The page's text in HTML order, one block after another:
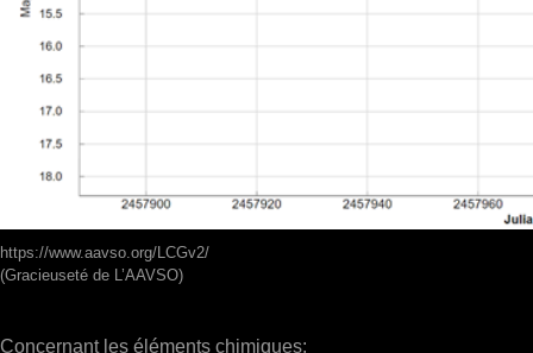
https://www.aavso.org/LCGv2/
(Gracieuseté de L’AAVSO)
Concernant les éléments chimiques: